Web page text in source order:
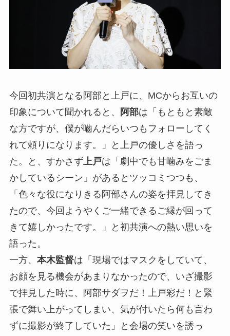
今回初共演となる阿部と上戸に、MCからお互いの
印象について聞かれると、
阿部は「もともと素敵
な方ですが、僕が嚙んだらいつもフォローしてく
れて頼りになります。」と上戸の優しさを語っ
た。と、すかさず上戸は「劇中でも甘噛みをごま
かしているシーン」があるとツッコミつつも、
「色々な役になりきる阿部さんの姿を拝見してき
たので、今回ようやくご一緒できるご縁が回って
きて嬉しかったです。」と初共演への熱い思いを
語った。
一方、 本木監督は「現場ではマスクをしていて、
お顔を見る機会があまりなかったので、いざ撮影
で拝見した時に、阿部サダヲだ！上戸彩だ！と緊
張で舞い上がってしまい、気が付いたら何も言わ
ずに撮影が終了していた」と会場の笑いを誘っ